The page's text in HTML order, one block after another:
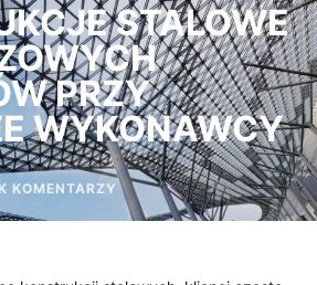
STALOWE
PRZY
WYKONAWCY
KOMENTARZY